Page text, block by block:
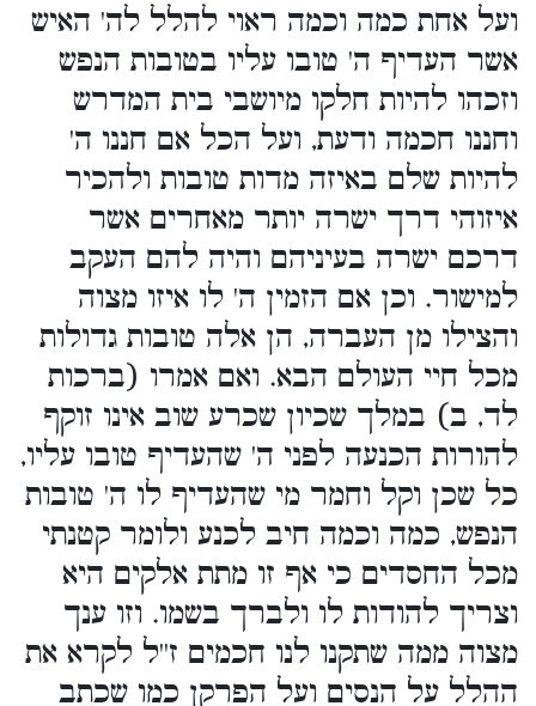
ועל אחת כמה וכמה ראוי להלל לה' האיש
אשר העדיף ה' טובו עליו בטובות הנפש
וזכהו להיות חלקו מיושבי בית המדרש
וחננו חכמה ודעת, ועל הכל אם חננו ה'
להיות שלם באיזה מדות טובות ולהכיר
איזוהי דרך ישרה יותר מאחרים אשר
דרכם ישרה בעיניהם והיה להם העקב
למישור. וכן אם הזמין ה' לו איזו מצוה
והצילו מן העברה, הן אלה טובות גדולות
מכל חיי העולם הבא. ואם אמרו (ברכות
לד, ב) במלך שכיון שכרע שוב אינו זוקף
להורות הכנעה לפני ה' שהעדיף טובו עליו,
כל שכן וקל וחמר מי שהעדיף לו ה' טובות
הנפש, כמה וכמה חיב לכנע ולומר קטנתי
מכל החסדים כי אף זו מתת אלקים היא
וצריך להודות לו ולברך בשמו. וזו ענך
מצוה ממה שתקנו לנו חכמים ז''ל לקרא את
ההלל על הנסים ועל הפרקן כמו שכתב